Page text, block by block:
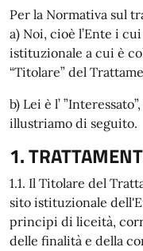
Per la Normativa sul
a) Noi, cioè l’Ente i
istituzionale a cui è
“Titolare” del
b) Lei è l’
illustriamo di seguito.
1.
1.1. Il Titolare del
sito istituzionale
principi di liceità,
delle finalità e della